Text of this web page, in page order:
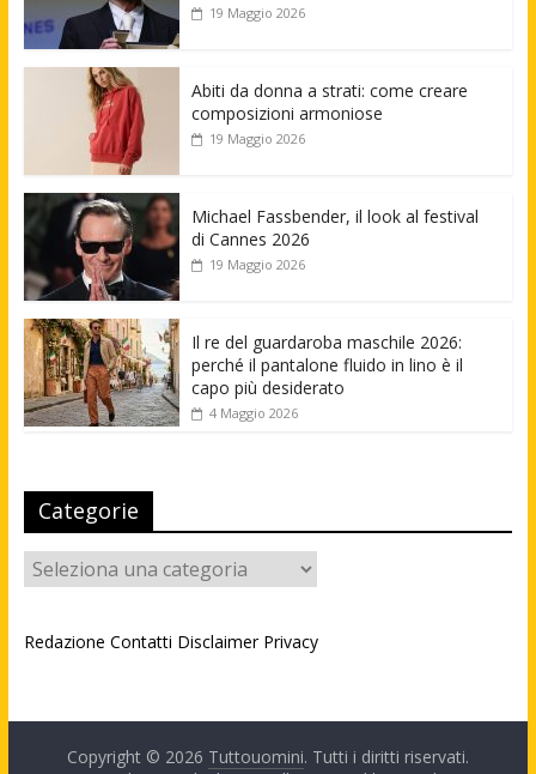
19 Maggio 2026
Abiti da donna a strati: come creare
composizioni armoniose
19 Maggio 2026
Michael Fassbender, il look al festival
di Cannes 2026
19 Maggio 2026
Il re del guardaroba maschile 2026:
perché il pantalone fluido in lino è il
capo più desiderato
4 Maggio 2026
Categorie
Categorie
Redazione Contatti Disclaimer Privacy
Copyright © 2026 Tuttouomini. Tutti i diritti riservati.